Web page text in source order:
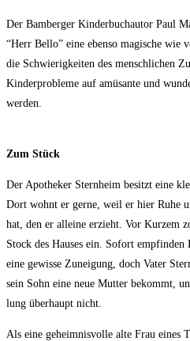
Der Bam­ber­ger Kin­der­buch­au­tor Paul
“Herr Bel­lo” eine eben­so magi­sche wie
die Schwie­rig­kei­ten des mensch­li­chen
Kin­der­pro­ble­me auf amü­san­te und
werden.
Zum Stück
Der Apo­the­ker Stern­heim besitzt eine
Dort wohnt er ger­ne, weil er hier Ruhe
hat, den er allei­ne erzieht. Vor Kur­zem
Stock des Hau­ses ein. Sofort
eine gewis­se Zunei­gung, doch Vater
sein Sohn eine neue Mut­ter bekommt,
lung über­haupt nicht.
Als eine geheim­nis­vol­le alte Frau eines